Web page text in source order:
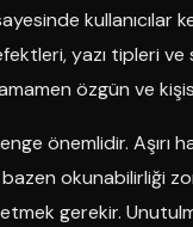
kullanıcılar
yazı tipleri ve
özgün ve
önemlidir. Aşırı
okunabilirliği
gerekir.